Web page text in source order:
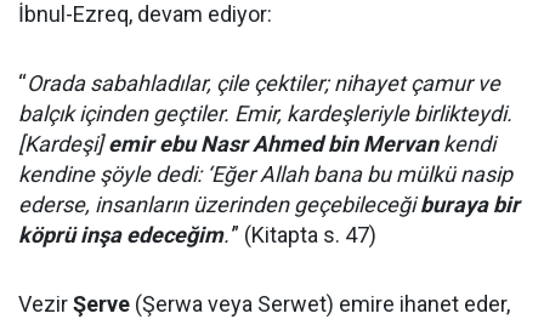
İbnul-Ezreq, devam ediyor:
“Orada sabahladılar, çile çektiler; nihayet çamur ve
balçık içinden geçtiler. Emir, kardeşleriyle birlikteydi.
[Kardeşi]emir ebu Nasr Ahmed bin Mervankendi
kendine şöyle dedi: ‘Eğer Allah bana bu mülkü nasip
ederse, insanların üzerinden geçebileceğiburaya bir
köprü inşa edeceğim.'” (Kitapta s. 47)
VezirŞerve (Şerwa veya Serwet) emire ihanet eder,